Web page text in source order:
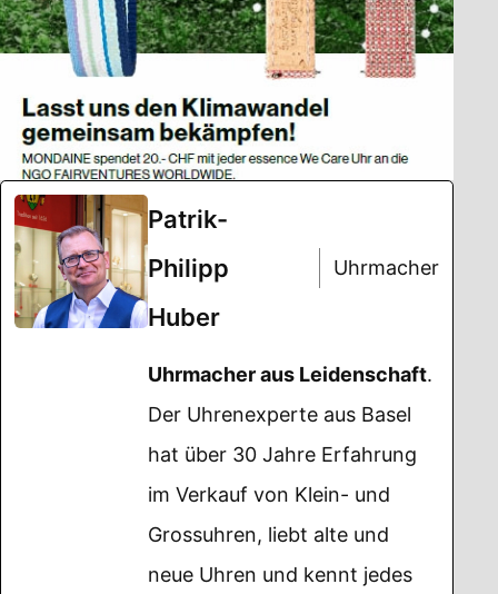
Patrik-
Philipp
Huber
Uhrmacher
Uhrmacher aus Leidenschaft.
Der Uhrenexperte aus Basel
hat über 30 Jahre Erfahrung
im Verkauf von Klein- und
Grossuhren, liebt alte und
neue Uhren und kennt jedes